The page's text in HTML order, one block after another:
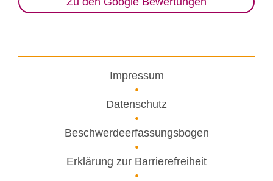
Impressum
Datenschutz
Beschwerdeerfassungsbogen
Erklärung zur Barrierefreiheit